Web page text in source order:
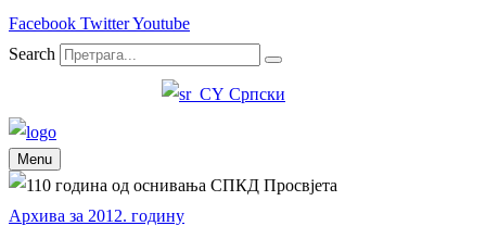
Facebook TwitterYoutube
Search
Српски
Menu
Архива за 2012. годину